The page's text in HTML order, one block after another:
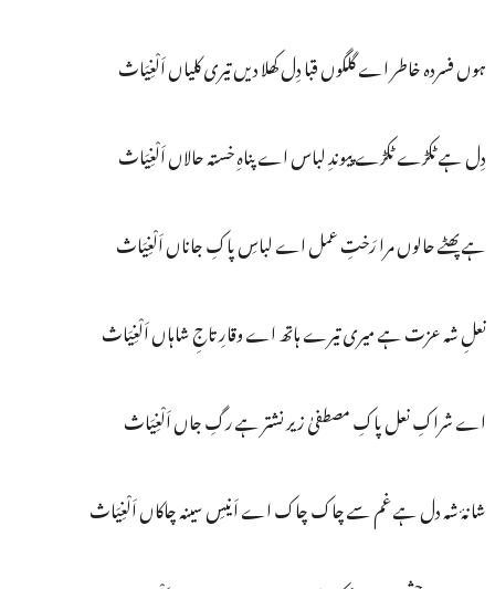
ہوں فسردہ خاطر اے گلگوں قبا دِل کھلا دیں تیری کلیاں اَلْغِیَاث
دِل ہے ٹکڑے ٹکڑے پیوندِ لباس اے پناہِ خستہ حالاں اَلْغِیَاث
ہے پھٹے حالوں مرا رَختِ عمل اے لباسِ پاکِ جاناں اَلْغِیَاث
نعلِ شہ عزت ہے میری تیرے ہاتھ اے وقارِ تاجِ شاہاں اَلْغِیَاث
اے شراکِ نعل پاکِ مصطفیٰ زیر نشتر ہے رگِ جاں اَلْغِیَاث
شانۂ شہ دل ہے غم سے چاک چاک اے اَنیسِ سینہ چاکاں اَلْغِیَاث